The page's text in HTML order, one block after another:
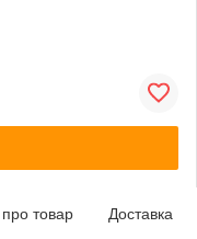
про товар Доставка